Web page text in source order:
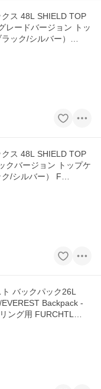
ス 48L SHIELD TOP
レードバージョン トッ
ック/シルバー）…
ス 48L SHIELD TOP
クバージョン トップケ
/シルバー） F…
バックパック26L
EVEREST Backpack -
ング用 FURCHTL…